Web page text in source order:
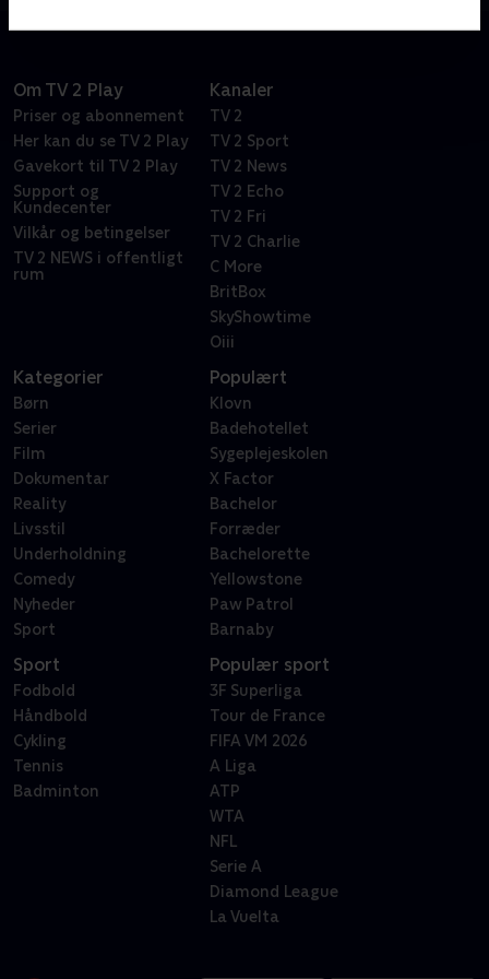
kriminalitet.
Om TV 2 Play
Priser og abonnement
Her kan du se TV 2 Play
Gavekort til TV 2 Play
Support og
Kundecenter
Vilkår og betingelser
TV 2 NEWS i offentligt
rum
Kanaler
TV 2
TV 2 Sport
TV 2 News
TV 2 Echo
TV 2 Fri
TV 2 Charlie
C More
BritBox
SkyShowtime
Oiii
Kategorier
Børn
Serier
Film
Dokumentar
Reality
Livsstil
Underholdning
Comedy
Nyheder
Sport
Populært
Klovn
Badehotellet
Sygeplejeskolen
X Factor
Bachelor
Forræder
Bachelorette
Yellowstone
Paw Patrol
Barnaby
Sport
Fodbold
Håndbold
Cykling
Tennis
Badminton
Populær sport
3F Superliga
Tour de France
FIFA VM 2026
A Liga
ATP
WTA
NFL
Serie A
Diamond League
La Vuelta